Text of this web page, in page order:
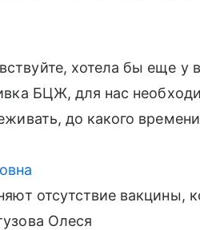
хотела бы еще у
БЦЖ, для нас
до какого
отсутствие вакцины,
Олеся